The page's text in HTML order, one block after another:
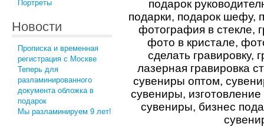
Портреты
Новости
Прописка и временная
регистрация с Москве
Теперь для
разламинированного
документа обложка в
подарок
Мы разламинируем 9 лет!